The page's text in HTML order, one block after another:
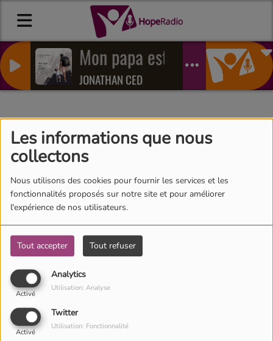
Les informations que nous
collectons
Nous utilisons des cookies pour fournir les services et les
fonctionnalités proposés sur notre site et pour améliorer
l'expérience de nos utilisateurs.
Tout accepter Tout refuser
Analytics
Activé
Utilisation: Analyse
Twitter
Activé
Utilisation: Fonctionnalité
Mon papa est fidele
JONATHAN CED
L'instant Bible
Qu'est-ce que la loyauté ?
L'INSTANT BIBLE #36 - Nafy
Bonine